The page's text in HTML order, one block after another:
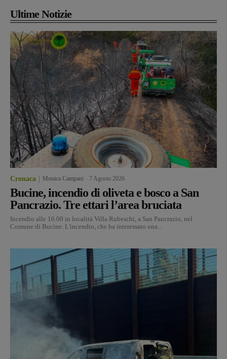
Ultime Notizie
Cronaca Monica Campani 7 Agosto 2026
Bucine, incendio di oliveta e bosco a San
Pancrazio. Tre ettari l’area bruciata
Incendio alle 16.00 in località Villa Rubeschi, a San Pancrazio, nel
Comune di Bucine. L'incendio, che ha interessato una...